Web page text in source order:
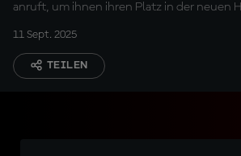
anruft, um ihnen ihren Platz in der neuen
11 Sept. 2025
TEILEN